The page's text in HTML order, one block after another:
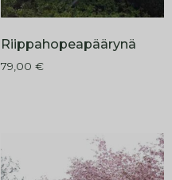
Riippahopeapäärynä
79,00 €